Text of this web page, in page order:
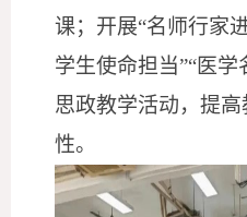
课；开展“名师行家
学生使命担当”“医
思政教学活动，提
性。